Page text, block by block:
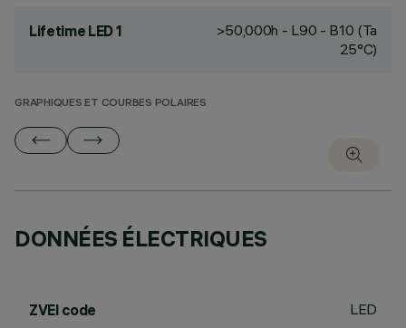
Lifetime LED 1
>50,000h - L90 - B10 (Ta
25°C)
GRAPHIQUES ET COURBES POLAIRES
DONNÉES ÉLECTRIQUES
ZVEI code LED